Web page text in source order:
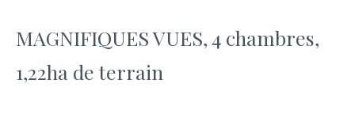
MAGNIFIQUES VUES, 4 chambres,
1,22ha de terrain